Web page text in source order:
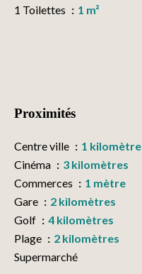
1 Toilettes
1 m²
Proximités
Centre ville
1 kilomètre
Cinéma
3 kilomètres
Commerces
1 mètre
Gare
2 kilomètres
Golf
4 kilomètres
Plage
2 kilomètres
Supermarché